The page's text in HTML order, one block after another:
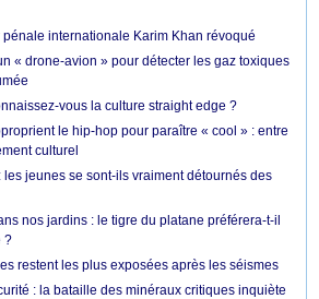
internationale Karim Khan révoqué
« drone-avion » pour détecter les gaz toxiques
vous la culture straight edge ?
le hip-hop pour paraître « cool » : entre
culturel
jeunes se sont-ils vraiment détournés des
nos jardins : le tigre du platane préférera-t-il
?
restent les plus exposées après les séismes
: la bataille des minéraux critiques inquiète